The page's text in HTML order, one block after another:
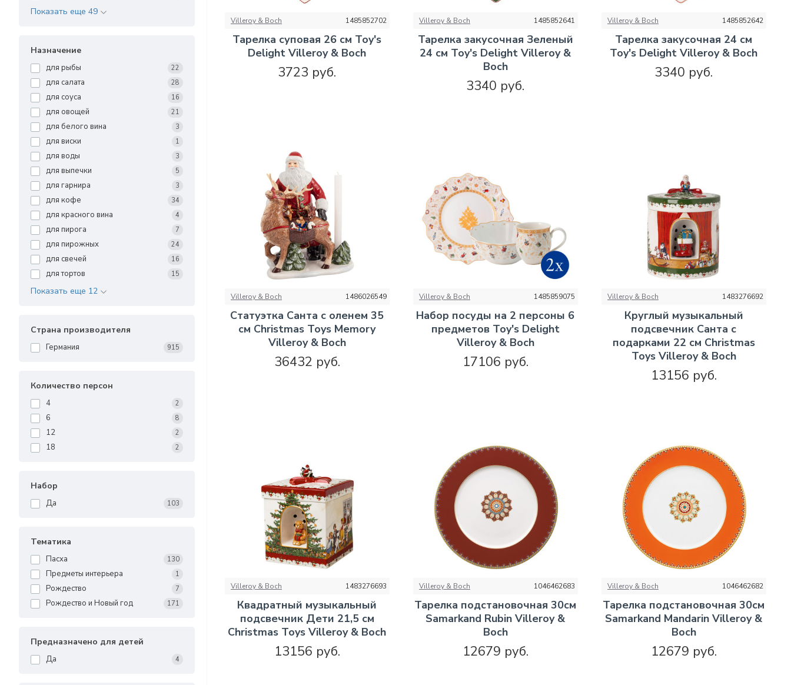
Показать еще 49
Назначение
для рыбы 22
для салата 28
для соуса 16
для овощей 21
для белого вина 3
для виски 1
для воды 3
для выпечки 5
для гарнира 3
для кофе 34
для красного вина 4
для пирога 7
для пирожных 24
для свечей 16
для тортов 15
Показать еще 12
Страна производителя
Германия 915
Количество персон
4 2
6 8
12 2
18 2
Набор
Да 103
Тематика
Пасха 130
Предметы интерьера 1
Рождество 7
Рождество и Новый год 171
Предназначено для детей
Да 4
Villeroy & Boch 1485852702
Тарелка суповая 26 см Toy's
Delight Villeroy & Boch
3723 руб.
Villeroy & Boch 1485852641
Тарелка закусочная Зеленый
24 см Toy's Delight Villeroy &
Boch
3340 руб.
Villeroy & Boch 1485852642
Тарелка закусочная 24 см
Toy's Delight Villeroy & Boch
3340 руб.
Villeroy & Boch 1486026549
Статуэтка Санта с оленем 35
см Christmas Toys Memory
Villeroy & Boch
36432 руб.
Villeroy & Boch 1485859075
Набор посуды на 2 персоны 6
предметов Toy's Delight
Villeroy & Boch
17106 руб.
Villeroy & Boch 1483276692
Круглый музыкальный
подсвечник Санта с
подарками 22 см Christmas
Toys Villeroy & Boch
13156 руб.
Villeroy & Boch 1483276693
Квадратный музыкальный
подсвечник Дети 21,5 см
Christmas Toys Villeroy & Boch
13156 руб.
Villeroy & Boch 1046462683
Тарелка подстановочная 30см
Samarkand Rubin Villeroy &
Boch
12679 руб.
Villeroy & Boch 1046462682
Тарелка подстановочная 30см
Samarkand Mandarin Villeroy &
Boch
12679 руб.